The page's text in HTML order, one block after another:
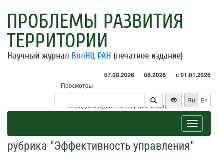
ПРОБЛЕМЫ РАЗВИТИЯ
ТЕРРИТОРИИ
Научный журнал ВолНЦ РАН (печатное издание)
07.08.2026 08.2026 с 01.01.2026
Просмотры
Посетители
* - в среднем в день за текущий месяц
Ru En
Toggle
рубрика "Эффективность управления"